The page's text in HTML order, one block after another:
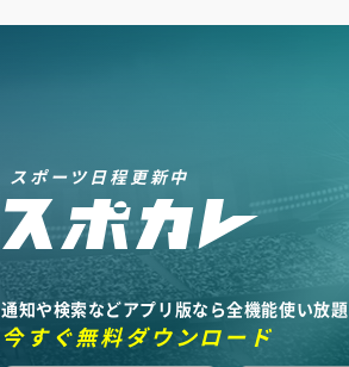
スポーツ日程更新中
通知や検索などアプリ版なら全機能使い放題
今すぐ無料ダウンロード